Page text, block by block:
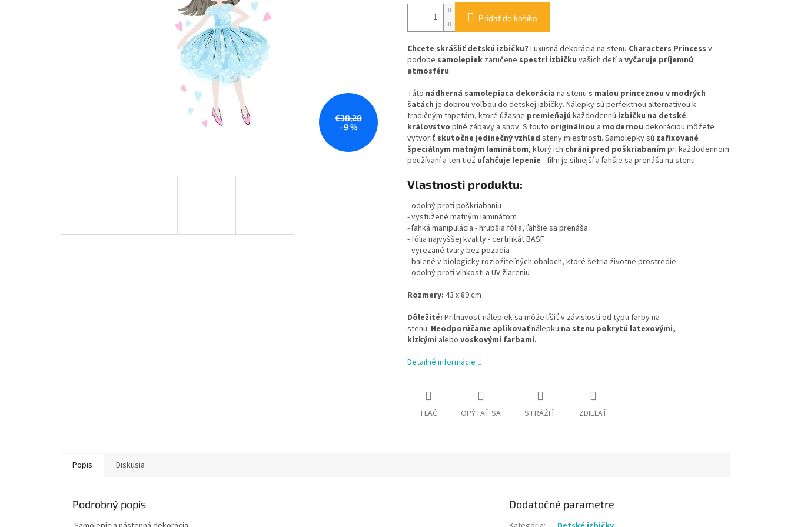
€38,20
–9 %
Pridať do košíka
Chcete skrášliť detskú izbičku? Luxusná dekorácia na stenu Characters Princess v
podobe samolepiek zaručene spestrí izbičku vašich detí a vyčaruje príjemnú
atmosféru.
Táto nádherná samolepiaca dekorácia na stenu s malou princeznou v modrých
šatách je dobrou voľbou do detskej izbičky. Nálepky sú perfektnou alternatívou k
tradičným tapetám, ktoré úžasne premieňajú každodennú izbičku na detské
kráľovstvo plné zábavy a snov. S touto originálnou a modernou dekoráciou môžete
vytvoriť skutočne jedinečný vzhľad steny miestnosti. Samolepky sú zafixované
špeciálnym matným laminátom, ktorý ich chráni pred poškriabaním pri každodennom
používaní a ten tiež uľahčuje lepenie - film je silnejší a ľahšie sa prenáša na stenu.
Vlastnosti produktu:
- odolný proti poškriabaniu
- vystužené matným laminátom
- ľahká manipulácia - hrubšia fólia, ľahšie sa prenáša
- fólia najvyššej kvality - certifikát BASF
- vyrezané tvary bez pozadia
- balené v biologicky rozložiteľných obaloch, ktoré šetria životné prostredie
- odolný proti vlhkosti a UV žiareniu
Rozmery: 43 x 89 cm
Dôležité: Priľnavosť nálepiek sa môže líšiť v závislosti od typu farby na
stenu. Neodporúčame aplikovaťnálepku na stenu pokrytú latexovými,
klzkými alebo voskovými farbami.
Detailné informácie
TLAČ OPÝTAŤ SA STRÁŽIŤ ZDIEĽAŤ
Popis Diskusia
Podrobný popis Dodatočné parametre